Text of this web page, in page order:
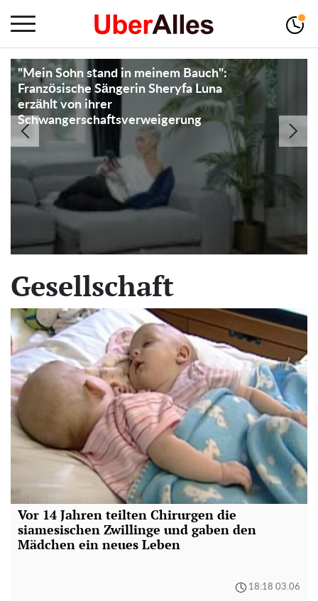
"Ich hatte keine andere Wahl": Frau ruft
die Polizei, nachdem sie Nachbarn dabei
erwischt hat, wie sie ein Paket von ihrer
Türschwelle genommen haben
Gesellschaft
Vor 14 Jahren teilten Chirurgen die
siamesischen Zwillinge und gaben den
Mädchen ein neues Leben
18:18 03.06